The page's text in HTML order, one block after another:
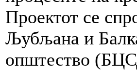
Проектот се
Љубљана и
општество